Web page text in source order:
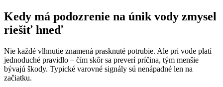
Kedy má podozrenie na únik vody zmysel
riešiť hneď
Nie každé vlhnutie znamená prasknuté potrubie. Ale pri vode platí
jednoduché pravidlo – čím skôr sa preverí príčina, tým menšie
bývajú škody. Typické varovné signály sú nenápadné len na
začiatku.